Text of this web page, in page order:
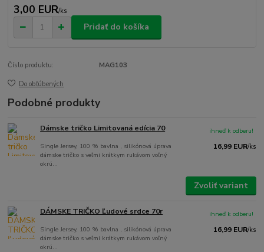
3,00 EUR/ks
Pridať do košíka
Číslo produktu: MAG103
Do obľúbených
Podobné produkty
Dámske tričko Limitovaná edícia 70
Single Jersey, 100 % bavlna , silikónová úprava
dámske tričko s veľmi krátkym rukávom voľný
okrú...
16,99 EUR/ks
ihneď k odberu!
Zvoliť variant
DÁMSKE TRIČKO Ľudové srdce 70r
Single Jersey, 100 % bavlna , silikónová úprava
dámske tričko s veľmi krátkym rukávom voľný
okrú...
16,99 EUR/ks
ihneď k odberu!